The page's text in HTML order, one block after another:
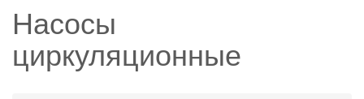
Насосы
циркуляционные